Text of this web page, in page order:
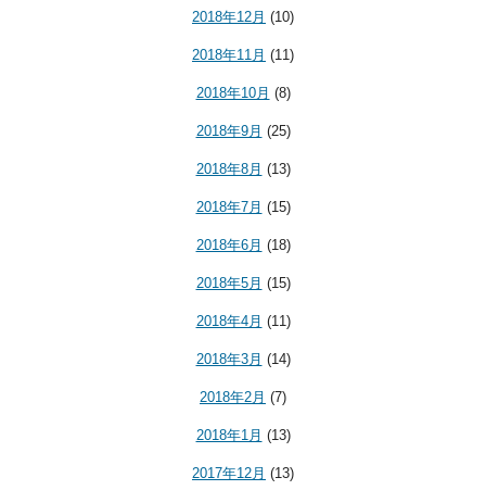
2018年12月 (10)
2018年11月 (11)
2018年10月 (8)
2018年9月 (25)
2018年8月 (13)
2018年7月 (15)
2018年6月 (18)
2018年5月 (15)
2018年4月 (11)
2018年3月 (14)
2018年2月 (7)
2018年1月 (13)
2017年12月 (13)